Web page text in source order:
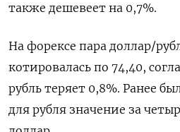
также дешевеет на 0,7%.
На форексе пара доллар/
котировалась по 74,40,
рубль теряет 0,8%. Ранее
для ‌рубля значение за